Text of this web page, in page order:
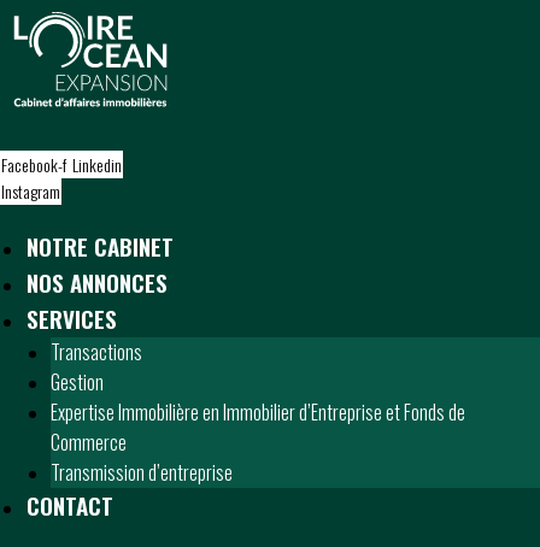
o
c
o
t
e
t
Facebook-f Linkedin
Instagram
NOTRE CABINET
NOS ANNONCES
SERVICES
Transactions
Gestion
Expertise Immobilière en Immobilier d’Entreprise et Fonds de
Commerce
Transmission d’entreprise
CONTACT